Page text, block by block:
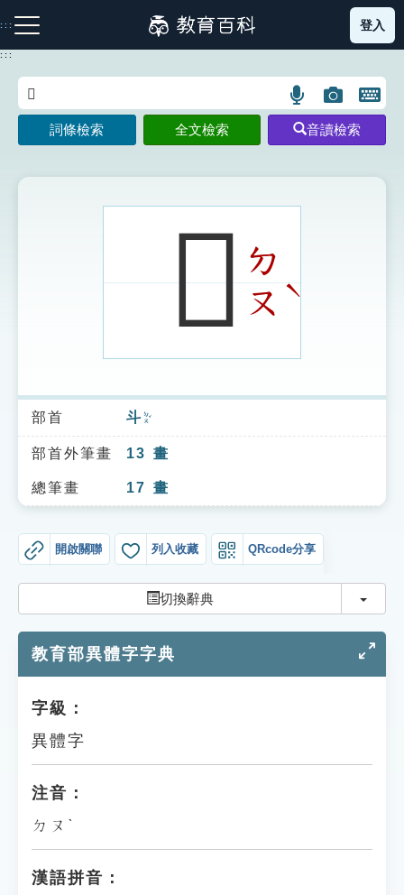
到
主
:::
注音索引圖示 筆畫索引圖示 部首索引表圖示
索引選單
知識索引
單字索引
貓頭鷹博士
登入
:::
語
言
搜
示
圖
片
搜
開
鍵
圖
詞條檢索 全文檢索 音讀檢索
𣂌ㄉ
ㄡˋ
部首 斗 ㄉㄡˇ
部首外筆畫 13 畫
總筆畫 17 畫
開啟關聯 列入收藏 QRcode分享
切換辭典 切換
教育部異體字字典
字級：
異體字
注音：
ㄉㄡˋ
漢語拼音：